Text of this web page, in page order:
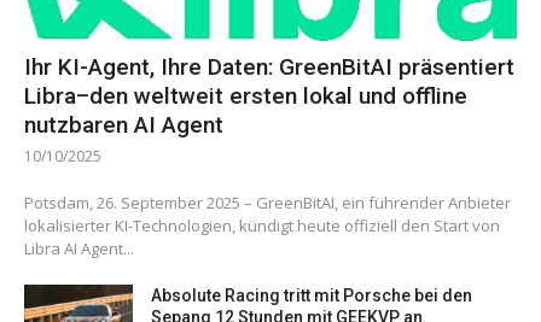
Ihr KI-Agent, Ihre Daten: GreenBitAI präsentiert
Libra–den weltweit ersten lokal und offline
nutzbaren AI Agent
10/10/2025
Potsdam, 26. September 2025 – GreenBitAI, ein führender Anbieter
lokalisierter KI-Technologien, kündigt heute offiziell den Start von
Libra AI Agent...
Absolute Racing tritt mit Porsche bei den
Sepang 12 Stunden mit GEEKVP an.